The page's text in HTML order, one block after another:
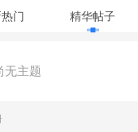
门 精华帖子
无主题